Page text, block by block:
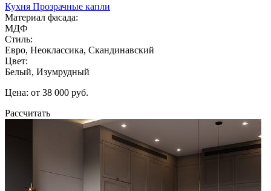
Кухня Прозрачные капли
Материал фасада:
МДФ
Стиль:
Евро, Неоклассика, Скандинавский
Цвет:
Белый, Изумрудный
Цена: от 38 000 руб.
Рассчитать